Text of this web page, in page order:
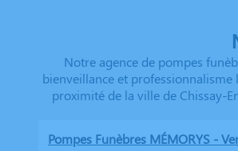
Notre agence de pompes
bienveillance et
proximité de la ville de Chissay-
Pompes Funèbres MÉMORYS -